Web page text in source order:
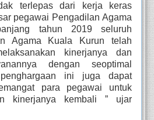
terlepas dari kerja keras
pegawai Pengadilan Agama
tahun 2019 seluruh
Agama Kuala Kurun telah
kinerjanya dan
dengan seoptimal
ini juga dapat
para pegawai untuk
kinerjanya kembali ” ujar